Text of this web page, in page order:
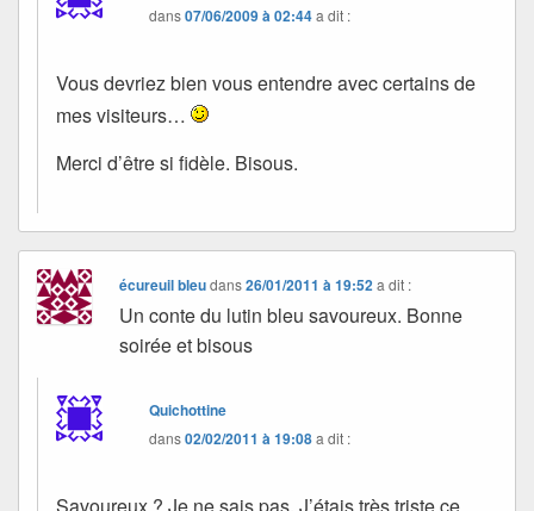
dans07/06/2009 à 02:44a dit :
Vous devriez bien vous entendre avec certains de
mes visiteurs…
Merci d’être si fidèle. Bisous.
écureuil bleudans26/01/2011 à 19:52 a dit :
Un conte du lutin bleu savoureux. Bonne
soirée et bisous
Quichottine
dans02/02/2011 à 19:08a dit :